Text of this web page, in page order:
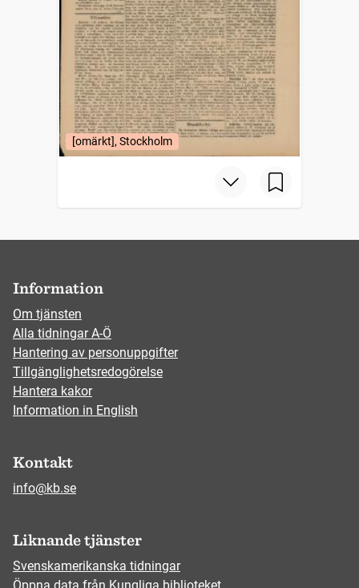
[omärkt], Stockholm
Information
Om tjänsten
Alla tidningar A-Ö
Hantering av personuppgifter
Tillgänglighetsredogörelse
Hantera kakor
Information in English
Kontakt
info@kb.se
Liknande tjänster
Svenskamerikanska tidningar